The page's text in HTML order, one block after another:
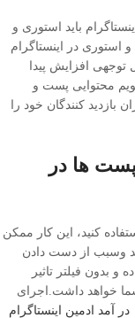
باید استوری و
در اینستاگرام
توجهی افزایش پیدا
محتوایی پست و
کنندگان خود را
ها در
کنید، این کار ممکن
وسبب از دست دادن
و بدون فیلتر تاثیر
خواهد داشت.اجرای
در آمد ادمین اینستاگرام